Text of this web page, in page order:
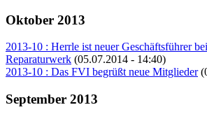
Oktober 2013
2013-10 : Herrle ist neuer Geschäftsführer
Reparaturwerk (05.07.2014 - 14:40)
2013-10 : Das FVI begrüßt neue Mitglieder
September 2013